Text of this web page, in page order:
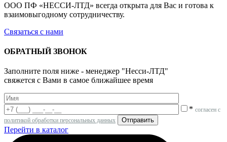
ООО ПФ «НЕССИ-ЛТД» всегда открыта для Вас и готова к
взаимовыгодному сотрудничеству.
Связаться с нами
ОБРАТНЫЙ ЗВОНОК
Заполните поля ниже - менеджер "Несси-ЛТД"
свяжется с Вами в самое ближайшее время
* согласен с
политикой обработки персональных данных
Перейти в каталог